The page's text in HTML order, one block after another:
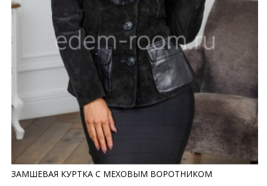
ЗАМШЕВАЯ КУРТКА С МЕХОВЫМ ВОРОТНИКОМ